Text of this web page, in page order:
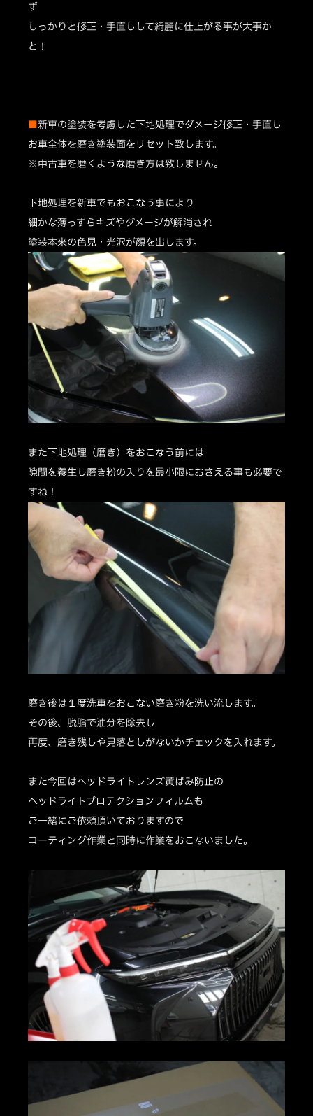
ず
しっかりと修正・手直しして綺麗に仕上がる事が大事か
と！
■新車の塗装を考慮した下地処理でダメージ修正・手直し
お車全体を磨き塗装面をリセット致します。
※中古車を磨くような磨き方は致しません。
下地処理を新車でもおこなう事により
細かな薄っすらキズやダメージが解消され
塗装本来の色見・光沢が顔を出します。
また下地処理（磨き）をおこなう前には
隙間を養生し磨き粉の入りを最小限におさえる事も必要で
すね！
磨き後は１度洗車をおこない磨き粉を洗い流します。
その後、脱脂で油分を除去し
再度、磨き残しや見落としがないかチェックを入れます。
また今回はヘッドライトレンズ黄ばみ防止の
ヘッドライトプロテクションフィルムも
ご一緒にご依頼頂いておりますので
コーティング作業と同時に作業をおこないました。